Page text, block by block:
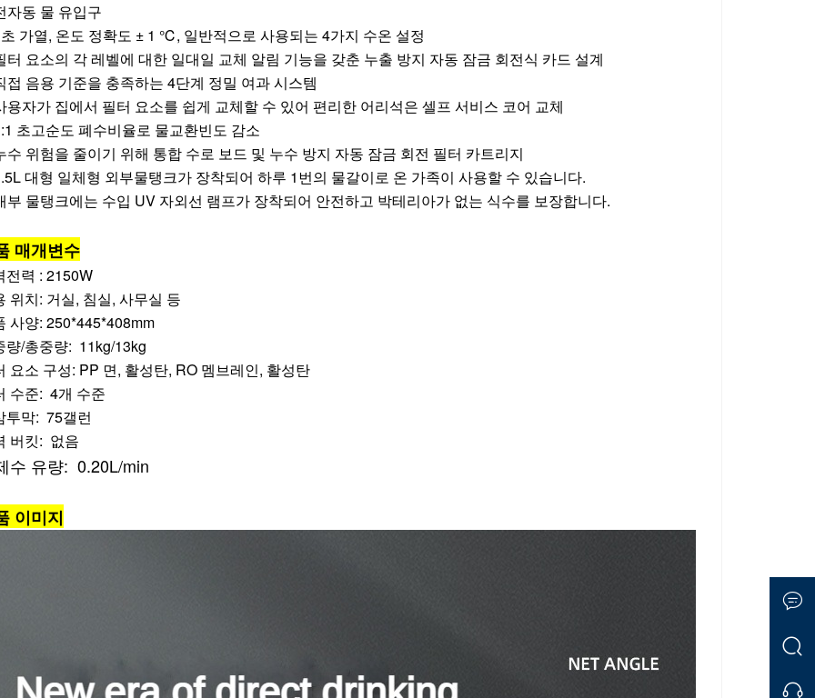
자동 물 유입구
가열, 온도 정확도 ± 1 ℃, 일반적으로 사용되는 4가지 수온 설정
터 요소의 각 레벨에 대한 일대일 교체 알림 기능을 갖춘 누출 방지 자동 잠금 회전식 카드 설계
접 음용 기준을 충족하는 4단계 정밀 여과 시스템
용자가 집에서 필터 요소를 쉽게 교체할 수 있어 편리한 어리석은 셀프 서비스 코어 교체
초고순도 폐수비율로 물교환빈도 감소
수 위험을 줄이기 위해 통합 수로 보드 및 누수 방지 자동 잠금 회전 필터 카트리지
대형 일체형 외부물탱크가 장착되어 하루 1번의 물갈이로 온 가족이 사용할 수 있습니다.
부 물탱크에는 수입 UV 자외선 램프가 장착되어 안전하고 박테리아가 없는 식수를 보장합니다.
매개변수
전력 : 2150W
위치: 거실, 침실, 사무실 등
사양: 250*445*408mm
량/총중량: 11kg/13kg
요소 구성: PP 면, 활성탄, RO 멤브레인, 활성탄
수준: 4개 수준
투막: 75갤런
버킷: 없음
수 유량: 0.20L/min
이미지